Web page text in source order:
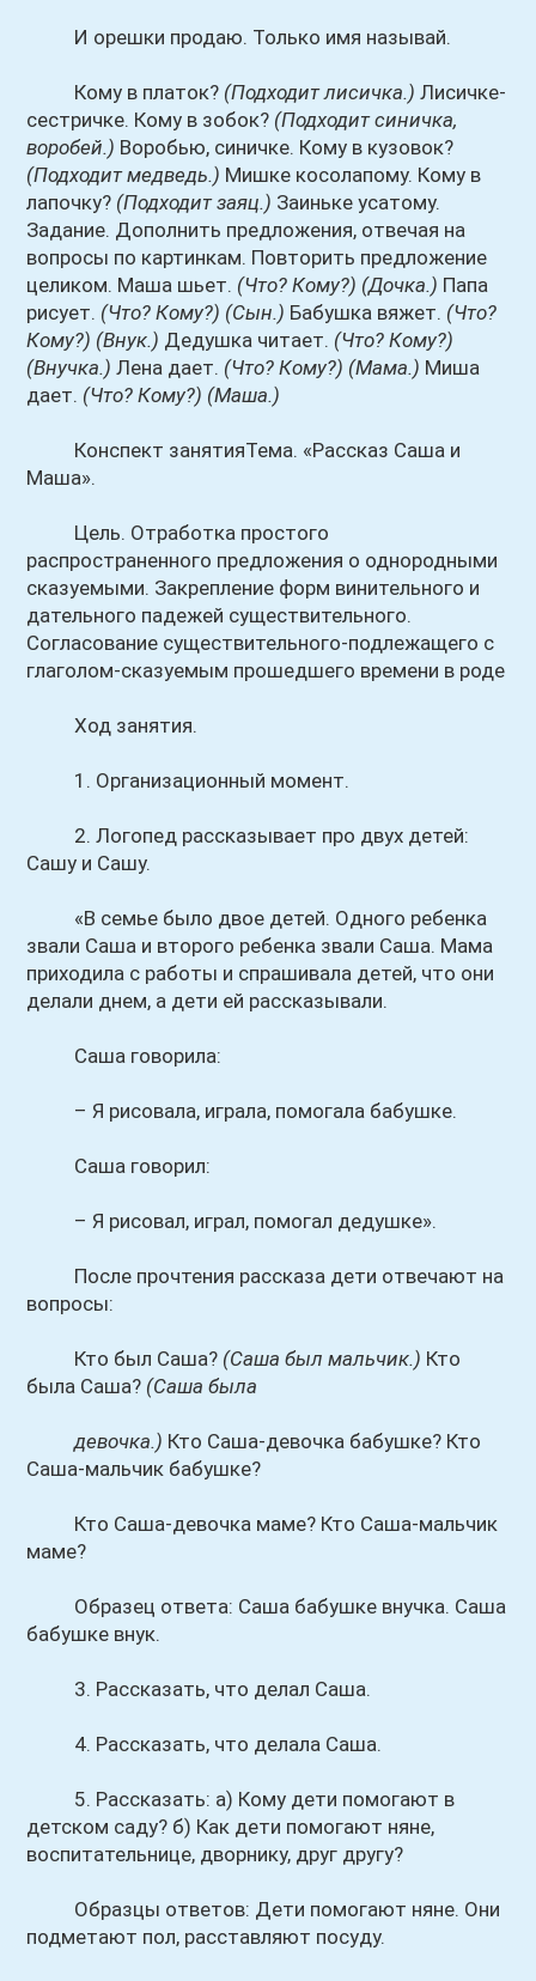
И орешки продаю. Только имя называй.
Кому в платок? (Подходит лисичка.) Лисичке-
сестричке. Кому в зобок? (Подходит синичка,
воробей.) Воробью, синичке. Кому в кузовок?
(Подходит медведь.) Мишке косолапому. Кому в
лапочку? (Подходит заяц.) Заиньке усатому.
Задание. Дополнить предложения, отвечая на
вопросы по картинкам. Повторить предложение
целиком. Маша шьет. (Что? Кому?) (Дочка.) Папа
рисует. (Что? Кому?) (Сын.) Бабушка вяжет. (Что?
Кому?) (Внук.) Дедушка читает. (Что? Кому?)
(Внучка.) Лена дает. (Что? Кому?) (Мама.) Миша
дает. (Что? Кому?) (Маша.)
Конспект занятияТема. «Рассказ Саша и
Маша».
Цель. Отработка простого
распространенного предложения о однородными
сказуемыми. Закрепление форм винительного и
дательного падежей существительного.
Согласование существительного-подлежащего с
глаголом-сказуемым прошедшего времени в роде
Ход занятия.
1. Организационный момент.
2. Логопед рассказывает про двух детей:
Сашу и Сашу.
«В семье было двое детей. Одного ребенка
звали Саша и второго ребенка звали Саша. Мама
приходила с работы и спрашивала детей, что они
делали днем, а дети ей рассказывали.
Саша говорила:
– Я рисовала, играла, помогала бабушке.
Саша говорил:
– Я рисовал, играл, помогал дедушке».
После прочтения рассказа дети отвечают на
вопросы:
Кто был Саша? (Саша был мальчик.) Кто
была Саша? (Саша была
девочка.) Кто Саша-девочка бабушке? Кто
Саша-мальчик бабушке?
Кто Саша-девочка маме? Кто Саша-мальчик
маме?
Образец ответа: Саша бабушке внучка. Саша
бабушке внук.
3. Рассказать, что делал Саша.
4. Рассказать, что делала Саша.
5. Рассказать: а) Кому дети помогают в
детском саду? б) Как дети помогают няне,
воспитательнице, дворнику, друг другу?
Образцы ответов: Дети помогают няне. Они
подметают пол, расставляют посуду.